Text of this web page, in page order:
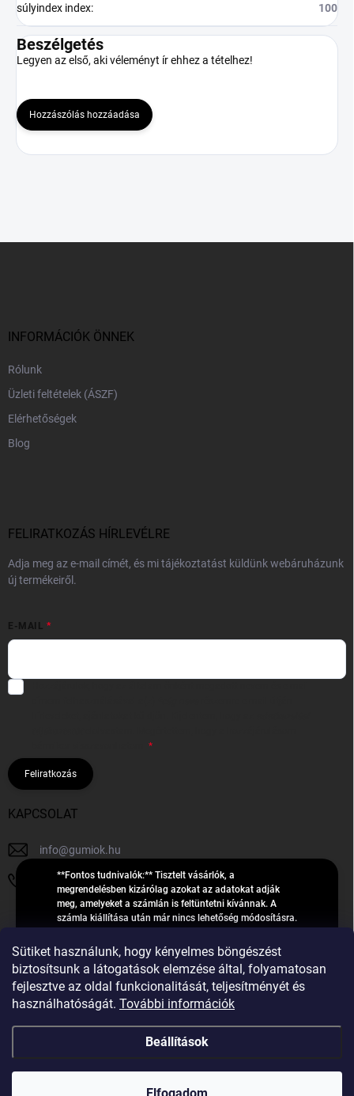
Sütiket használunk, hogy kényelmes böngészést
biztosítsunk a látogatások elemzése által, folyamatosan
fejlesztve az oldal funkcionalitását, teljesítményét és
használhatóságát. További információk
Beállítások
**Fontos tudnivalók:** Tisztelt vásárlók, a
megrendelésben kizárólag azokat az adatokat adják
meg, amelyeket a számlán is feltüntetni kívánnak. A
számla kiállítása után már nincs lehetőség módosításra.
feldolgozása” státusz alatt van lehetőség! Csak új,
**2023-ban, 2024-ben vagy 2025-ben** gyártott
gumiabroncsokat árusítunk – a gumik **pontos DOT-
számáról nem adunk felvilágosítást**! Köszönjük. A
feldolgozás alatt álló nagyszámú megrendelésre
vagy feldolgozásáról való tájékoztatásra. Csak
válaszolunk a **[gumisuperke@gmail.com]
(mailto:gumisuperke@gmail.com)** címre küldött e-mail
súlyindex index: 100
Beszélgetés
Legyen az első, aki véleményt ír ehhez a tételhez!
Hozzászólás hozzáadása
INFORMÁCIÓK ÖNNEK
Rólunk
Üzleti feltételek (ÁSZF)
Elérhetőségek
Blog
FELIRATKOZÁS HÍRLEVÉLRE
Adja meg az e-mail címét, és mi tájékoztatást küldünk webáruházunk
új termékeiről.
E-MAIL
Feliratkozás
KAPCSOLAT
info@gumiok.hu
+36705429902
R
U
K
E
R
Árukereső.hu
gumiok
GumiOK.hu webáruház